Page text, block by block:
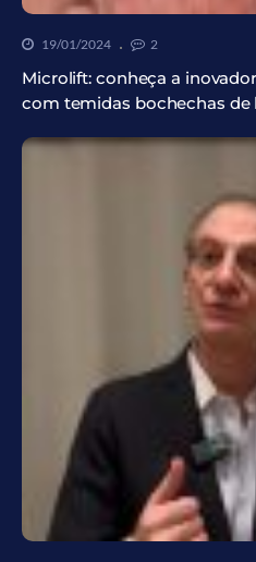
19/01/2024 2
Microlift: conheça a
com temidas bochechas de